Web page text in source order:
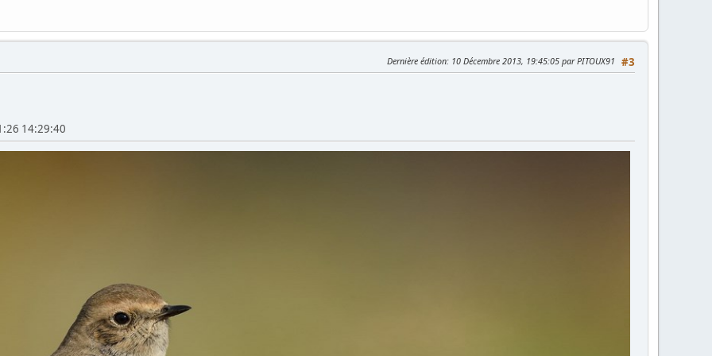
#3
Dernière édition: 10 Décembre 2013, 19:45:05 par PITOUX91
14:29:40